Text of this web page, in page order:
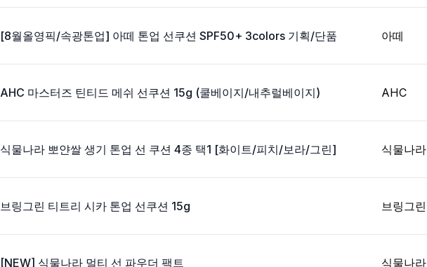
[8월올영픽/속광톤업] 아떼 톤업 선쿠션 SPF50+ 3colors 기획/단품 아떼
AHC 마스터즈 틴티드 메쉬 선쿠션 15g (쿨베이지/내추럴베이지) AHC
식물나라 뽀얀쌀 생기 톤업 선 쿠션 4종 택1 [화이트/피치/보라/그린] 식물나라
브링그린 티트리 시카 톤업 선쿠션 15g 브링그린
[NEW] 식물나라 멀티 선 파우더 팩트 식물나라